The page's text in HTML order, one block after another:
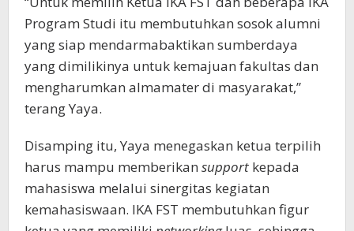
Program Studi itu membutuhkan sosok alumni
yang siap mendarmabaktikan sumberdaya
yang dimilikinya untuk kemajuan fakultas dan
mengharumkan almamater di masyarakat,”
terang Yaya.
Disamping itu, Yaya menegaskan ketua terpilih
harus mampu memberikan support kepada
mahasiswa melalui sinergitas kegiatan
kemahasiswaan. IKA FST membutuhkan figur